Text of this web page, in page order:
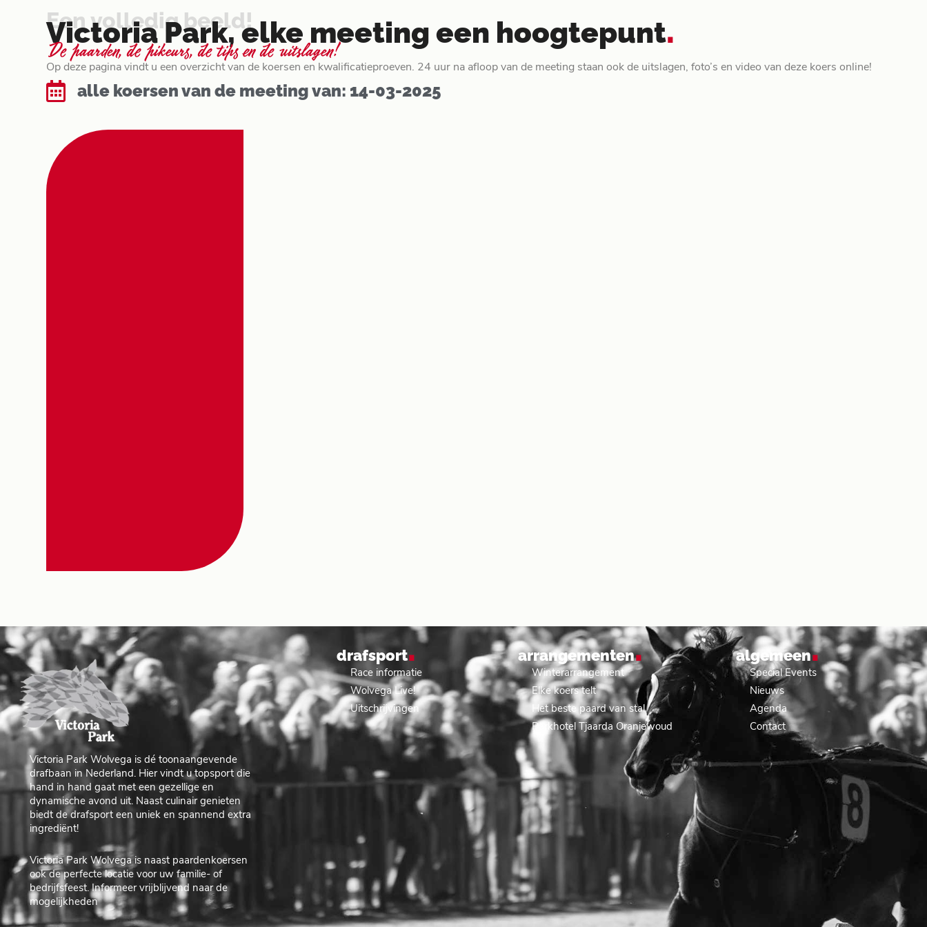
Een volledig beeld!
Victoria Park, elke meeting een hoogtepunt.
De paarden, de pikeurs, de tips en de uitslagen!
Op deze pagina vindt u een overzicht van de koersen en kwalificatieproeven. 24 uur na afloop van de meeting staan ook de uitslagen, foto’s en video van deze koers online!
alle koersen van de meeting van: 14-03-2025
Victoria Park Wolvega is dé toonaangevende
drafbaan in Nederland. Hier vindt u topsport die
hand in hand gaat met een gezellige en
dynamische avond uit. Naast culinair genieten
biedt de drafsport een uniek en spannend extra
ingrediënt!
Victoria Park Wolvega is naast paardenkoersen
ook de perfecte locatie voor uw familie- of
bedrijfsfeest. Informeer vrijblijvend naar de
mogelijkheden
drafsport.
Race informatie
Wolvega Live!
Uitschrijvingen
arrangementen.
Winterarrangement
Elke koers telt
Het beste paard van stal
Parkhotel Tjaarda Oranjewoud
algemeen.
Special Events
Nieuws
Agenda
Contact